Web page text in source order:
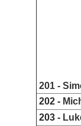
201 -
202 -
203 -